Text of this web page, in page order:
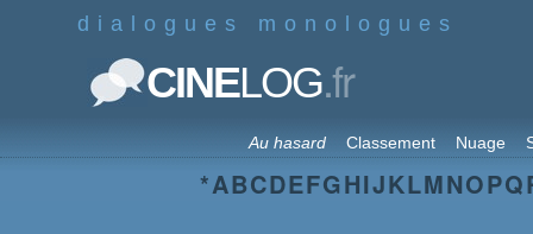
dialogues monologues
CINELOG.fr
Au hasard Classement Nuage
*ABCDEFGHIJKLMNOPQ